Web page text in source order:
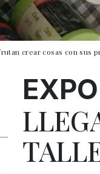
crear cosas con sus